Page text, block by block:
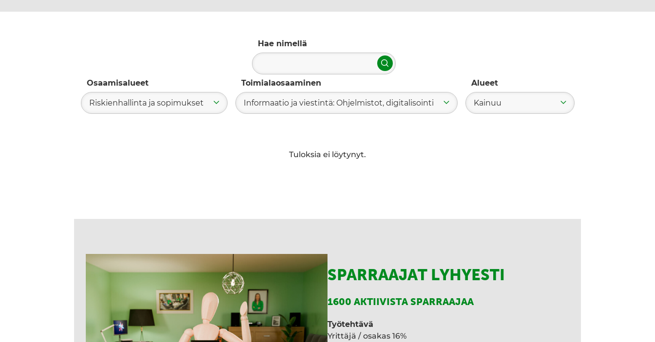
Hae nimellä
Hae
Osaamisalueet
Riskienhallinta ja sopimukset
Toimialaosaaminen
Informaatio ja viestintä: Ohjelmistot, digitalisointi
Alueet
Kainuu
Tuloksia ei löytynyt.
SPARRAAJAT LYHYESTI
1600 AKTIIVISTA SPARRAAJAA
Työtehtävä
Yrittäjä / osakas 16%